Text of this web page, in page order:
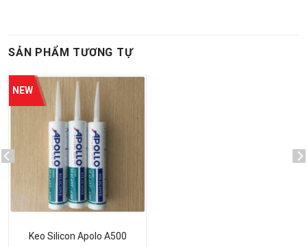
SẢN PHẨM TƯƠNG TỰ
Keo Silicon Apolo A500